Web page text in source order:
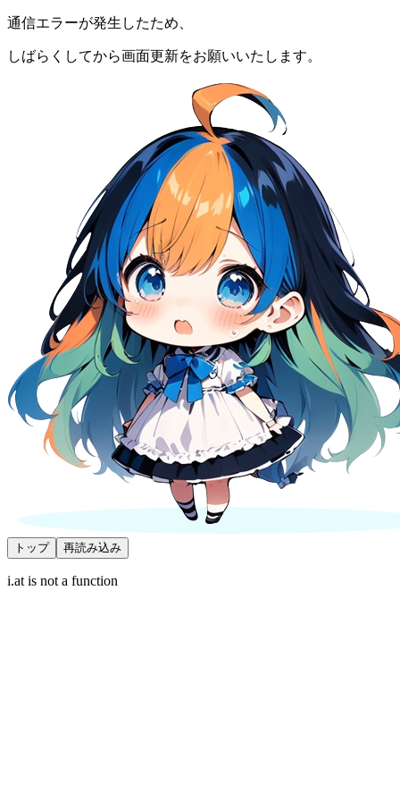
通信エラーが発生したため、
しばらくしてから画面更新をお願いいたします。
トップ 再読み込み
i.at is not a function